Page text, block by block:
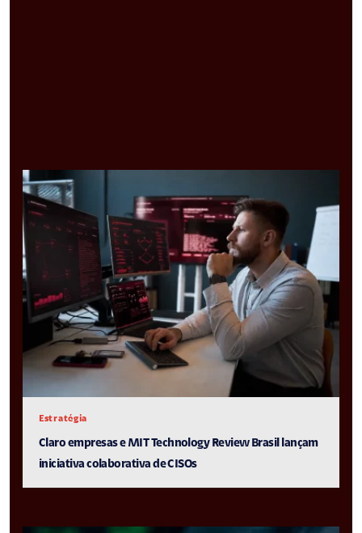
Estratégia
Claro empresas e MIT Technology Review Brasil lançam
iniciativa colaborativa de CISOs